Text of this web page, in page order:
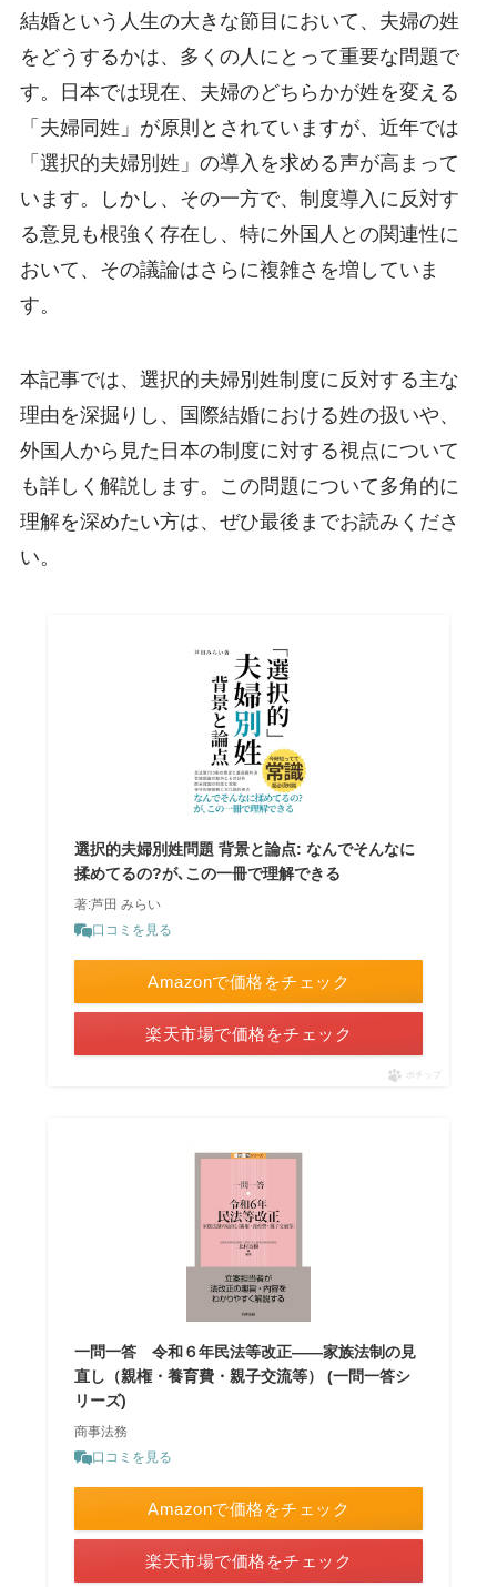
結婚という人生の大きな節目において、夫婦の姓
をどうするかは、多くの人にとって重要な問題で
す。日本では現在、夫婦のどちらかが姓を変える
「夫婦同姓」が原則とされていますが、近年では
「選択的夫婦別姓」の導入を求める声が高まって
います。しかし、その一方で、制度導入に反対す
る意見も根強く存在し、特に外国人との関連性に
おいて、その議論はさらに複雑さを増していま
す。
本記事では、選択的夫婦別姓制度に反対する主な
理由を深掘りし、国際結婚における姓の扱いや、
外国人から見た日本の制度に対する視点について
も詳しく解説します。この問題について多角的に
理解を深めたい方は、ぜひ最後までお読みくださ
い。
選択的夫婦別姓問題 背景と論点: なんでそんなに
揉めてるの?が､この一冊で理解できる
著:芦田 みらい
口コミを見る
Amazonで価格をチェック
楽天市場で価格をチェック
ポチップ
一問一答 令和６年民法等改正――家族法制の見
直し（親権・養育費・親子交流等） (一問一答シ
リーズ)
商事法務
口コミを見る
Amazonで価格をチェック
楽天市場で価格をチェック